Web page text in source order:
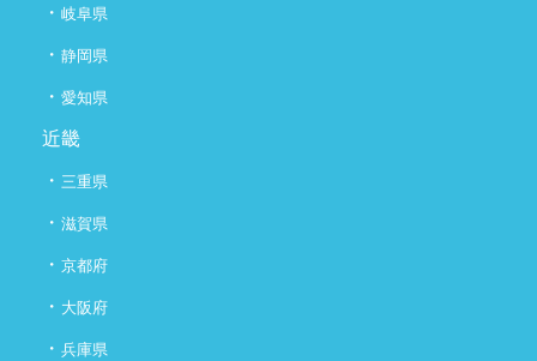
・ 岐阜県
・ 静岡県
・ 愛知県
近畿
・ 三重県
・ 滋賀県
・ 京都府
・ 大阪府
・ 兵庫県